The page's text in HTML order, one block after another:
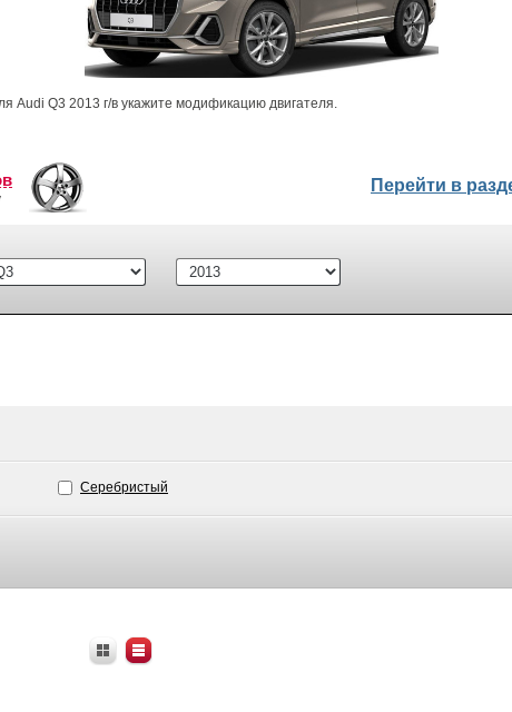
Audi Q3 2013 г/в укажите модификацию двигателя.
Перейти в
Серебристый